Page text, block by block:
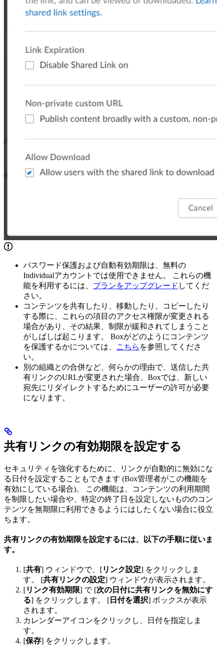
パスワード保護および自動有効期限は、無料の
Individualアカウントでは使用できません。 これらの機
能を利用するには、 プランをアップグレード してくだ
さい。
コンテンツを共有したり、移動したり、コピーしたり
する際に、これらの項目のアクセス権限が変更される
場合があり、その結果、制限が緩和されてしまうこと
がしばしば起こります。 Boxがどのようにコンテンツ
を保護するかについては、
こちら を参照してくださ
い。
別の組織との合併など、何らかの理由で、送信した共
有リンクのURLが変更された場合、Boxでは、新しい
宛先にリダイレクトするためにユーザーの許可が必要
になります。
共有リンクの有効期限を設定する
セキュリティを強化するために、リンクが自動的に無効にな
る日付を設定することもできます (Box管理者がこの機能を
有効にしている場合)。 この機能は、コンテンツの利用期間
を制限したい場合や、特定の終了日を設定しないもののコン
テンツを無期限に利用できるようにはしたくない場合に役立
ちます。
共有リンクの有効期限を設定するには、以下の手順に従いま
す。
[共有] ウィンドウで、[リンク設定] をクリックしま
す。 [共有リンクの設定] ウィンドウが表示されます。
[リンク有効期限] で [次の日付に共有リンクを無効にす
る] をクリックします。 [ 日付を選択] ボックスが表示
されます。
カレンダーアイコンをクリックし、日付を指定しま
す。
[保存] をクリックします。